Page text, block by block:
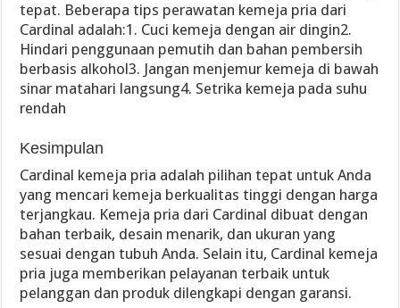
tepat. Beberapa tips perawatan kemeja pria dari
Cardinal adalah:1. Cuci kemeja dengan air dingin2.
Hindari penggunaan pemutih dan bahan pembersih
berbasis alkohol3. Jangan menjemur kemeja di bawah
sinar matahari langsung4. Setrika kemeja pada suhu
rendah
Kesimpulan
Cardinal kemeja pria adalah pilihan tepat untuk Anda
yang mencari kemeja berkualitas tinggi dengan harga
terjangkau. Kemeja pria dari Cardinal dibuat dengan
bahan terbaik, desain menarik, dan ukuran yang
sesuai dengan tubuh Anda. Selain itu, Cardinal kemeja
pria juga memberikan pelayanan terbaik untuk
pelanggan dan produk dilengkapi dengan garansi.